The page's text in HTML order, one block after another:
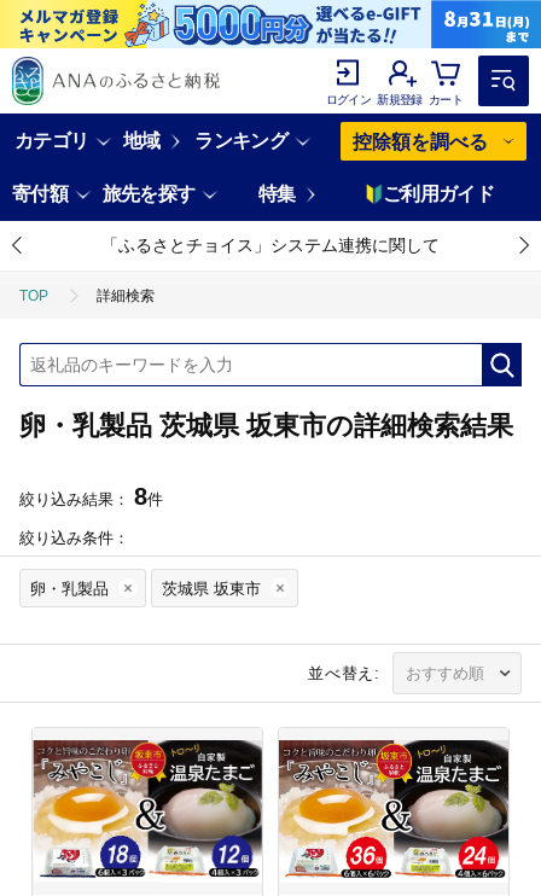
ログイン 新規登録 カート
カテゴリ 地域 ランキング 控除額を調べる
寄付額 旅先を探す 特集 ご利用ガイド
「ふるさとチョイス」システム連携に関して
TOP 詳細検索
卵・乳製品 茨城県 坂東市の詳細検索結果
絞り込み結果： 8件
絞り込み条件：
卵・乳製品 茨城県 坂東市
並べ替え: